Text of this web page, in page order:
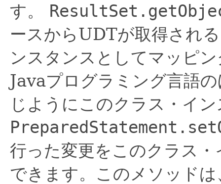
す。
ースからUDTが取得され
ンスタンスとしてマッピ
Javaプログラミング言語
じようにこのクラス・イ
行った変更をこのクラス
できます。このメソッド